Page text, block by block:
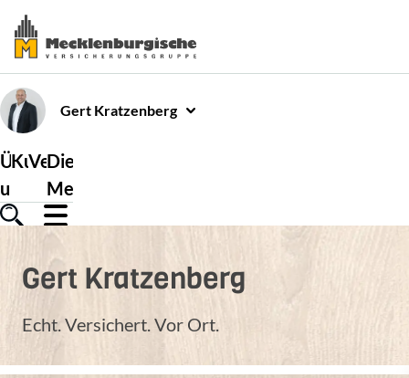
Gert Kratzenberg
Über
uns
Kundenservice
Versicherungen
Die
Mecklenburgische
Gert Kratzenberg
Echt. Versichert. Vor Ort.